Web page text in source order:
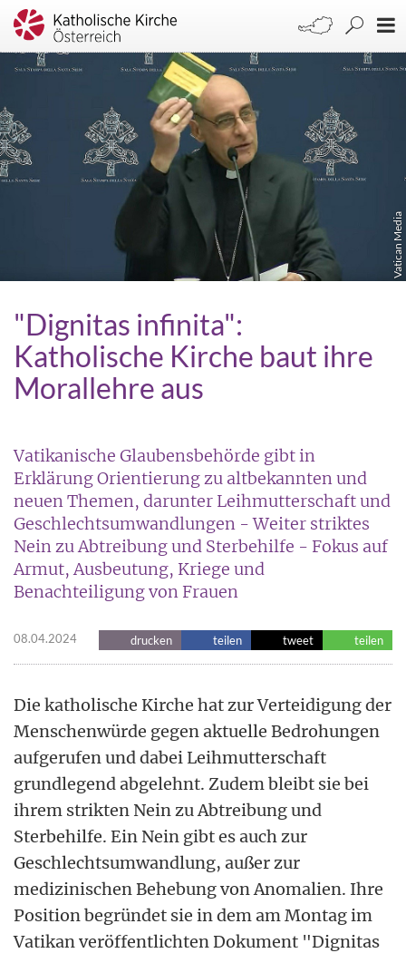
Vatican Media
"Dignitas infinita":
Katholische Kirche baut ihre
Morallehre aus
Vatikanische Glaubensbehörde gibt in
Erklärung Orientierung zu altbekannten und
neuen Themen, darunter Leihmutterschaft und
Geschlechtsumwandlungen - Weiter striktes
Nein zu Abtreibung und Sterbehilfe - Fokus auf
Armut, Ausbeutung, Kriege und
Benachteiligung von Frauen
08.04.2024 drucken teilen tweet teilen
Die katholische Kirche hat zur Verteidigung der
Menschenwürde gegen aktuelle Bedrohungen
aufgerufen und dabei Leihmutterschaft
grundlegend abgelehnt. Zudem bleibt sie bei
ihrem strikten Nein zu Abtreibung und
Sterbehilfe. Ein Nein gibt es auch zur
Geschlechtsumwandlung, außer zur
medizinischen Behebung von Anomalien. Ihre
Position begründet sie in dem am Montag im
Vatikan veröffentlichten Dokument "Dignitas